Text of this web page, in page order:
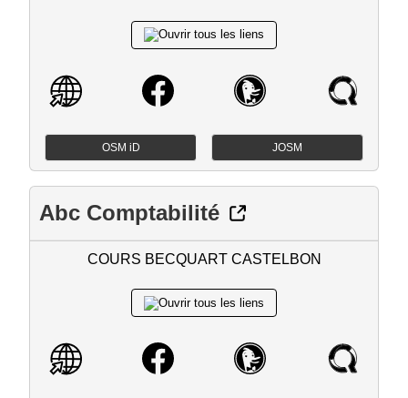
OSM iD JOSM
Abc Comptabilité
COURS BECQUART CASTELBON